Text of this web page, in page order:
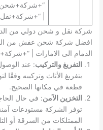
|
شركة نقل و شحن دولي من
افضل شركة شحن عفش من
الدمام الى الامارات |
التفريغ والتركيب: عند
بتفريغ الأثاث وتركيبه
قطعة في مكانها الصحيح.
التخزين الآمن: في حال
توفر الشركة مستودعات
الممتلكات من السرقة أو